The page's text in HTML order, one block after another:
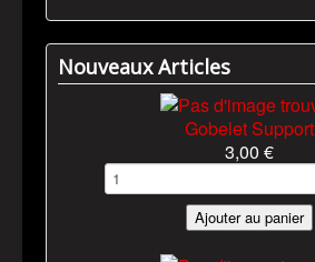
Nouveaux Articles
Gobelet Support
3,00 €